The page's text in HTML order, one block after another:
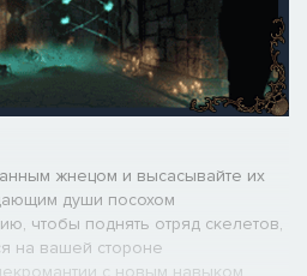
жнецом и высасывайте их
души посохом
чтобы поднять отряд скелетов,
на вашей стороне
с новым навыком